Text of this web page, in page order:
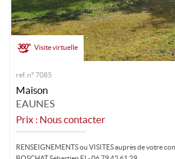
Visite virtuelle
ref. n° 7085
Maison
EAUNES
Prix : Nous contacter
RENSEIGNEMENTS ou VISITES auprès de votre